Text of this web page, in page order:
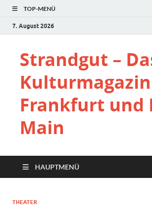
TOP-MENÜ
7. August 2026
Strandgut –
Frankfurt und
Main
HAUPTMENÜ
THEATER